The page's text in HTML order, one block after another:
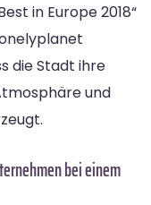
in Europe 2018“
die Stadt ihre
und
bei einem